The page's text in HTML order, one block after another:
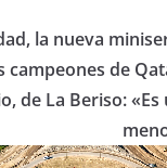
p
ar
tir
la nueva
campeones de
de La Beriso: